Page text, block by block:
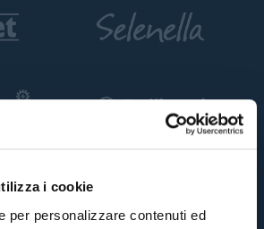
i cookie
per personalizzare contenuti ed